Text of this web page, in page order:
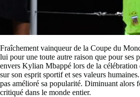
Fraîchement vainqueur de la Coupe du
lui pour une toute autre raison que pour ses
envers Kylian Mbappé lors de la
sur son esprit sportif et ses valeurs
pas amélioré sa popularité. Diminuant alors
critiqué dans le monde entier.